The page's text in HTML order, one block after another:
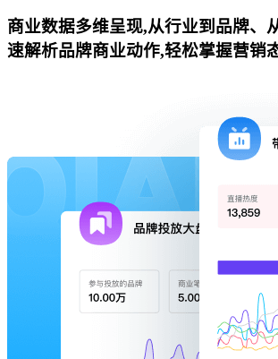
商业数据多维呈现,从行业到品牌、
速解析品牌商业动作,轻松掌握营销